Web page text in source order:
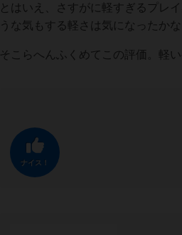
とはいえ、さすがに軽すぎるプレ
うな気もする軽さは気になったか
そこらへんふくめてこの評価。軽
ナイス！